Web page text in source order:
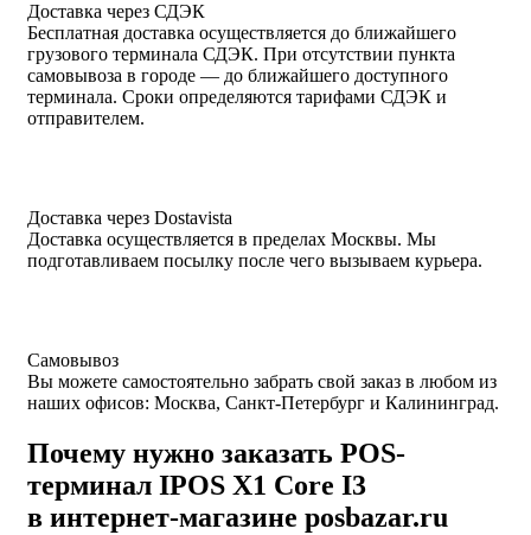
Доставка через СДЭК
Бесплатная доставка осуществляется до ближайшего
грузового терминала СДЭК. При отсутствии пункта
самовывоза в городе — до ближайшего доступного
терминала. Сроки определяются тарифами СДЭК и
отправителем.
Доставка через Dostavista
Доставка осуществляется в пределах Москвы. Мы
подготавливаем посылку после чего вызываем курьера.
Самовывоз
Вы можете самостоятельно забрать свой заказ в любом из
наших офисов: Москва, Санкт-Петербург и Калининград.
Почему нужно заказать POS-
терминал IPOS X1 Core I3
в интернет-магазине posbazar.ru